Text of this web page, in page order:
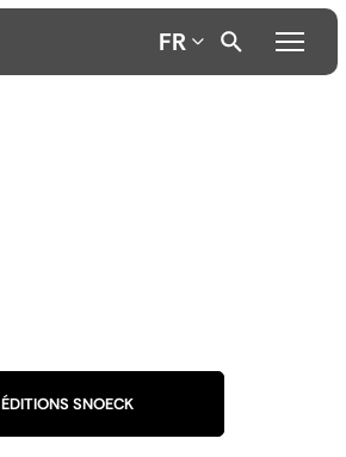
FR
ÉDITIONS SNOECK